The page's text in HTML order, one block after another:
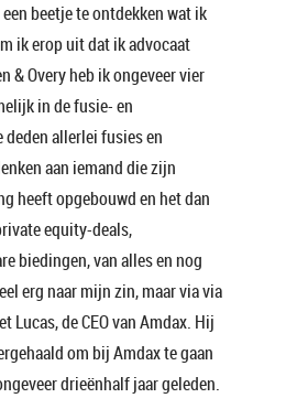
beetje te ontdekken wat ik
ik erop uit dat ik advocaat
& Overy heb ik ongeveer vier
in de fusie- en
allerlei fusies en
aan iemand die zijn
heeft opgebouwd en het dan
equity-deals,
biedingen, van alles en nog
erg naar mijn zin, maar via via
Lucas, de CEO van Amdax. Hij
om bij Amdax te gaan
drieënhalf jaar geleden.